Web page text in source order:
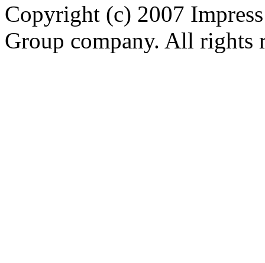
Copyright (c) 2007
Group company. All rights